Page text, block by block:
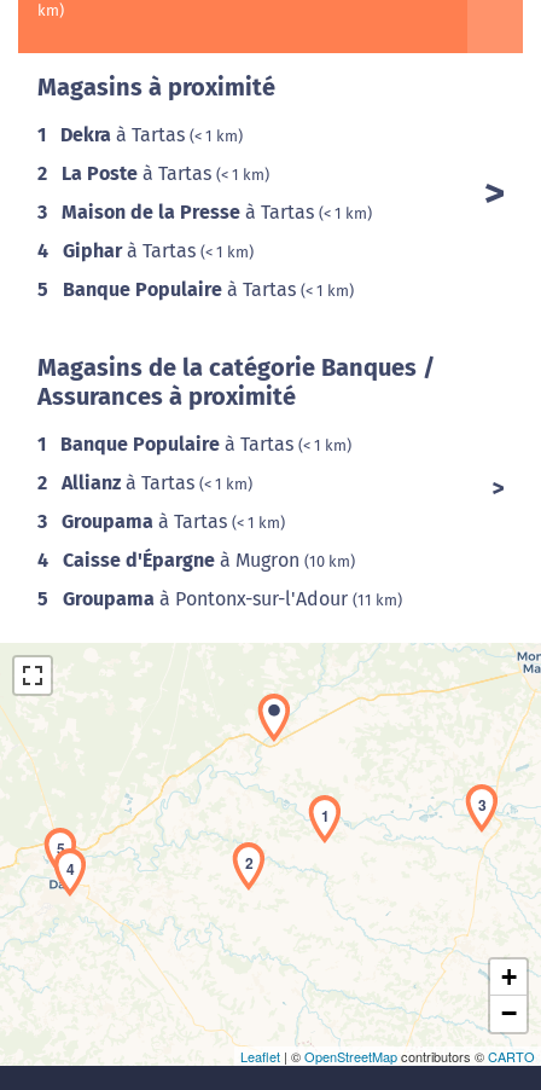
km)
Magasins à proximité
1 Dekra à Tartas (< 1 km)
2 La Poste à Tartas (< 1 km)
3 Maison de la Presse à Tartas (< 1 km)
4 Gipharà Tartas (< 1 km)
5 Banque Populaire à Tartas (< 1 km)
Magasins de la catégorie Banques /
Assurances à proximité
1 Banque Populaire à Tartas (< 1 km)
2 Allianz à Tartas (< 1 km)
3 Groupama à Tartas (< 1 km)
4 Caisse d'Épargne à Mugron (10 km)
5 Groupama à Pontonx-sur-l'Adour (11 km)
Chargement de la carte en cours...
1
2
3
4
5
+
−
Leaflet | ©OpenStreetMapcontributors ©CARTO